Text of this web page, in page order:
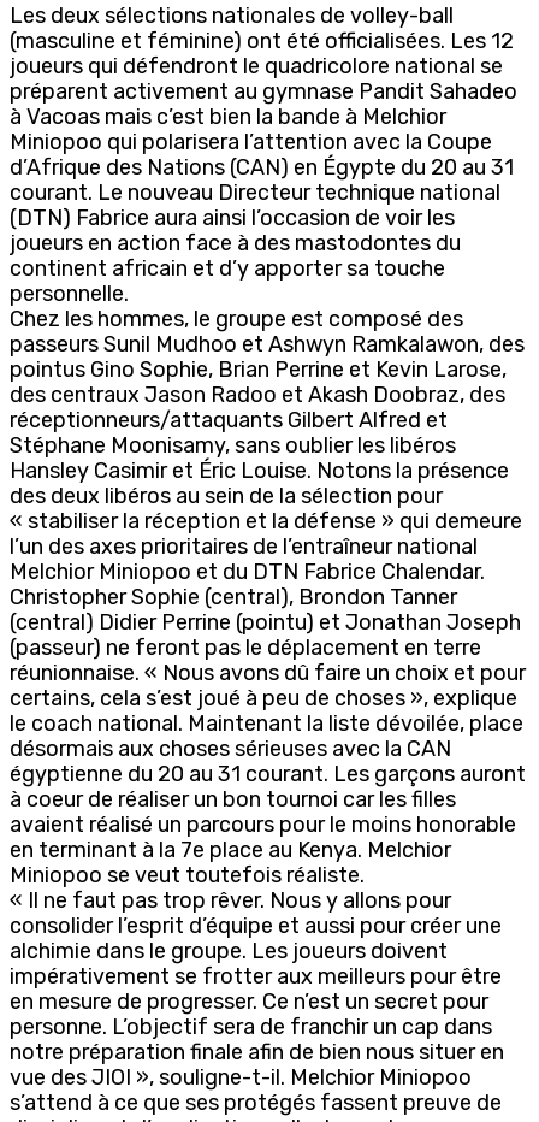
Les deux sélections nationales de volley-ball
(masculine et féminine) ont été officialisées. Les 12
joueurs qui défendront le quadricolore national se
préparent activement au gymnase Pandit Sahadeo
à Vacoas mais c’est bien la bande à Melchior
Miniopoo qui polarisera l’attention avec la Coupe
d’Afrique des Nations (CAN) en Égypte du 20 au 31
courant. Le nouveau Directeur technique national
(DTN) Fabrice aura ainsi l’occasion de voir les
joueurs en action face à des mastodontes du
continent africain et d’y apporter sa touche
personnelle.
Chez les hommes, le groupe est composé des
passeurs Sunil Mudhoo et Ashwyn Ramkalawon, des
pointus Gino Sophie, Brian Perrine et Kevin Larose,
des centraux Jason Radoo et Akash Doobraz, des
réceptionneurs/attaquants Gilbert Alfred et
Stéphane Moonisamy, sans oublier les libéros
Hansley Casimir et Éric Louise. Notons la présence
des deux libéros au sein de la sélection pour
« stabiliser la réception et la défense » qui demeure
l’un des axes prioritaires de l’entraîneur national
Melchior Miniopoo et du DTN Fabrice Chalendar.
Christopher Sophie (central), Brondon Tanner
(central) Didier Perrine (pointu) et Jonathan Joseph
(passeur) ne feront pas le déplacement en terre
réunionnaise. « Nous avons dû faire un choix et pour
certains, cela s’est joué à peu de choses », explique
le coach national. Maintenant la liste dévoilée, place
désormais aux choses sérieuses avec la CAN
égyptienne du 20 au 31 courant. Les garçons auront
à coeur de réaliser un bon tournoi car les filles
avaient réalisé un parcours pour le moins honorable
en terminant à la 7e place au Kenya. Melchior
Miniopoo se veut toutefois réaliste.
« Il ne faut pas trop rêver. Nous y allons pour
consolider l’esprit d’équipe et aussi pour créer une
alchimie dans le groupe. Les joueurs doivent
impérativement se frotter aux meilleurs pour être
en mesure de progresser. Ce n’est un secret pour
personne. L’objectif sera de franchir un cap dans
notre préparation finale afin de bien nous situer en
vue des JIOI », souligne-t-il. Melchior Miniopoo
s’attend à ce que ses protégés fassent preuve de